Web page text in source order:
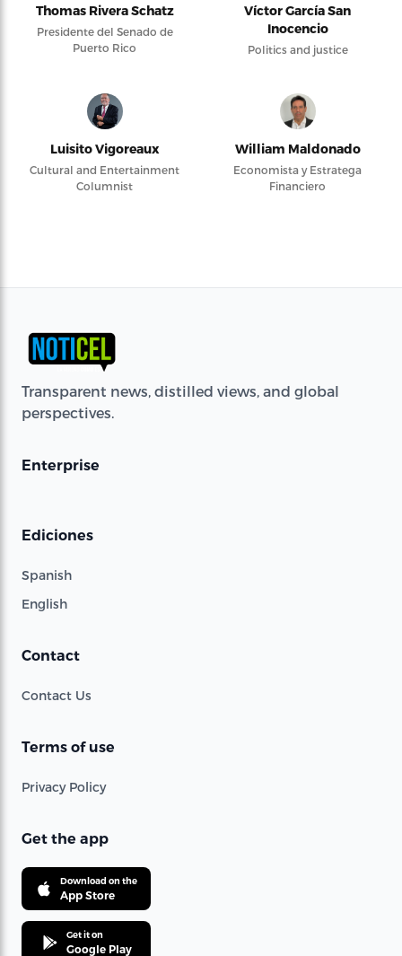
Thomas Rivera Schatz
Presidente del Senado de
Puerto Rico
Víctor García San
Inocencio
Politics and justice
Luisito Vigoreaux
Cultural and Entertainment
Columnist
William Maldonado
Economista y Estratega
Financiero
Transparent news, distilled views, and global
perspectives.
Enterprise
Ediciones
Spanish
English
Contact
Contact Us
Terms of use
Privacy Policy
Get the app
Download on the
App Store
Get it on
Google Play